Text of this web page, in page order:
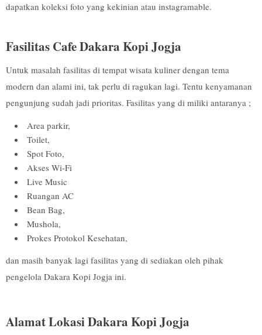
dapatkan koleksi foto yang kekinian atau instagramable.
Fasilitas Cafe Dakara Kopi Jogja
Untuk masalah fasilitas di tempat wisata kuliner dengan tema
modern dan alami ini, tak perlu di ragukan lagi. Tentu kenyamanan
pengunjung sudah jadi prioritas. Fasilitas yang di miliki antaranya ;
Area parkir,
Toilet,
Spot Foto,
Akses Wi-Fi
Live Music
Ruangan AC
Bean Bag,
Mushola,
Prokes Protokol Kesehatan,
dan masih banyak lagi fasilitas yang di sediakan oleh pihak
pengelola Dakara Kopi Jogja ini.
Alamat Lokasi Dakara Kopi Jogja